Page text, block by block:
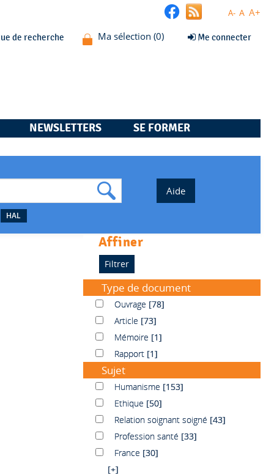
A- A A+
de recherche Me connecter
NEWSLETTERS SE FORMER
HAL
affiner
Type de document
OuvrageOuvrage [78]
ArticleArticle [73]
MémoireMémoire [1]
RapportRapport [1]
Sujet
Humanisme
Humanisme [153]
EthiqueEthique [50]
Relation soignant soigné
Relation soignant soigné [43]
Profession santé
Profession santé [33]
FranceFrance [30]
[+]